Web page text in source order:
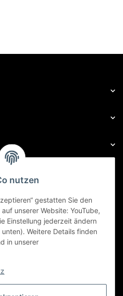
nutzen
gestatten Sie den
unserer Website: YouTube,
Einstellung jederzeit ändern
Weitere Details finden
in unserer